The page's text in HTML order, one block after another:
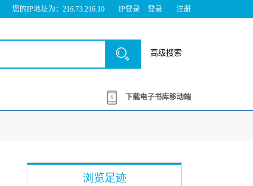
您的IP地址为：216.73.216.10 IP登录 登录 注册
高级搜索
下载电子书库移动端
浏览足迹